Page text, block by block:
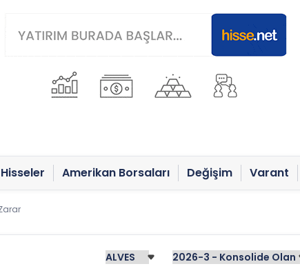
Hisseler Amerikan Borsaları Değişim Varant